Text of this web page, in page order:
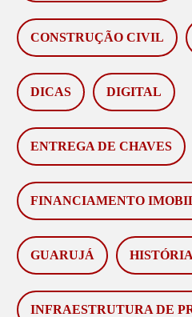
CONSTRUÇÃO CIVIL
DICAS DIGITAL
ENTREGA DE CHAVES
FINANCIAMENTO
GUARUJÁ
INFRAESTRUTURA DE